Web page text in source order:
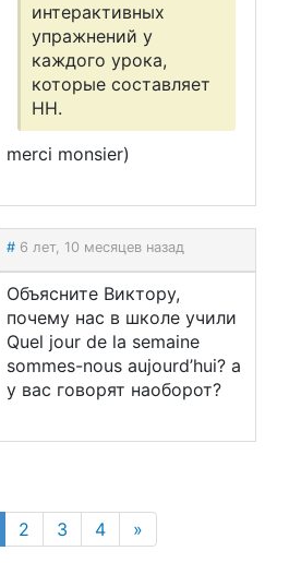
интерактивных
упражнений у
каждого урока,
которые составляет
НН.
merci monsier)
# 6 лет, 10 месяцев назад
Объясните Виктору,
почему нас в школе учили
Quel jour de la semaine
sommes-nous aujourd’hui? а
у вас говорят наоборот?
(current page)
2 3 4 »